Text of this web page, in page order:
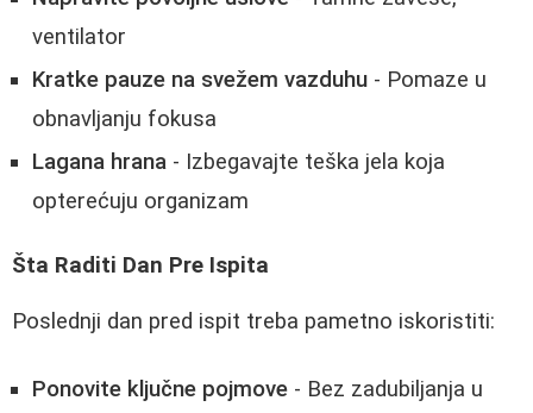
ventilator
Kratke pauze na svežem vazduhu - Pomaze u
obnavljanju fokusa
Lagana hrana - Izbegavajte teška jela koja
opterećuju organizam
Šta Raditi Dan Pre Ispita
Poslednji dan pred ispit treba pametno iskoristiti:
Ponovite ključne pojmove - Bez zadubiljanja u